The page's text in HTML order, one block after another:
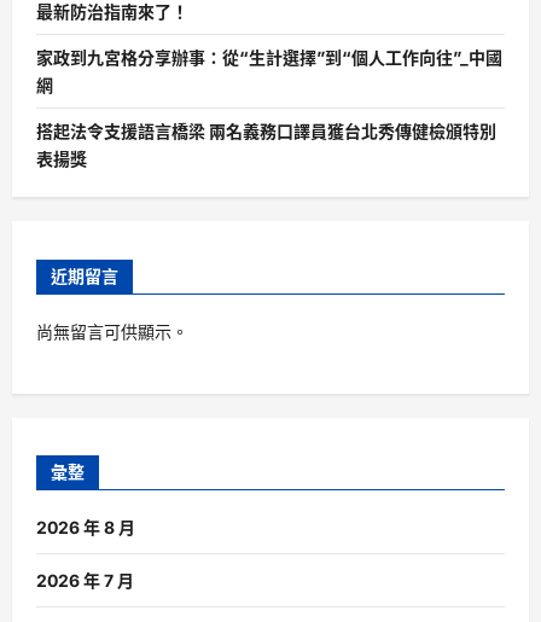
最新防治指南來了！
家政到九宮格分享辦事：從“生計選擇”到“個人工作向往”_中國
網
搭起法令支援語言橋梁 兩名義務口譯員獲台北秀傳健檢頒特別
表揚獎
近期留言
尚無留言可供顯示。
彙整
2026 年 8 月
2026 年 7 月